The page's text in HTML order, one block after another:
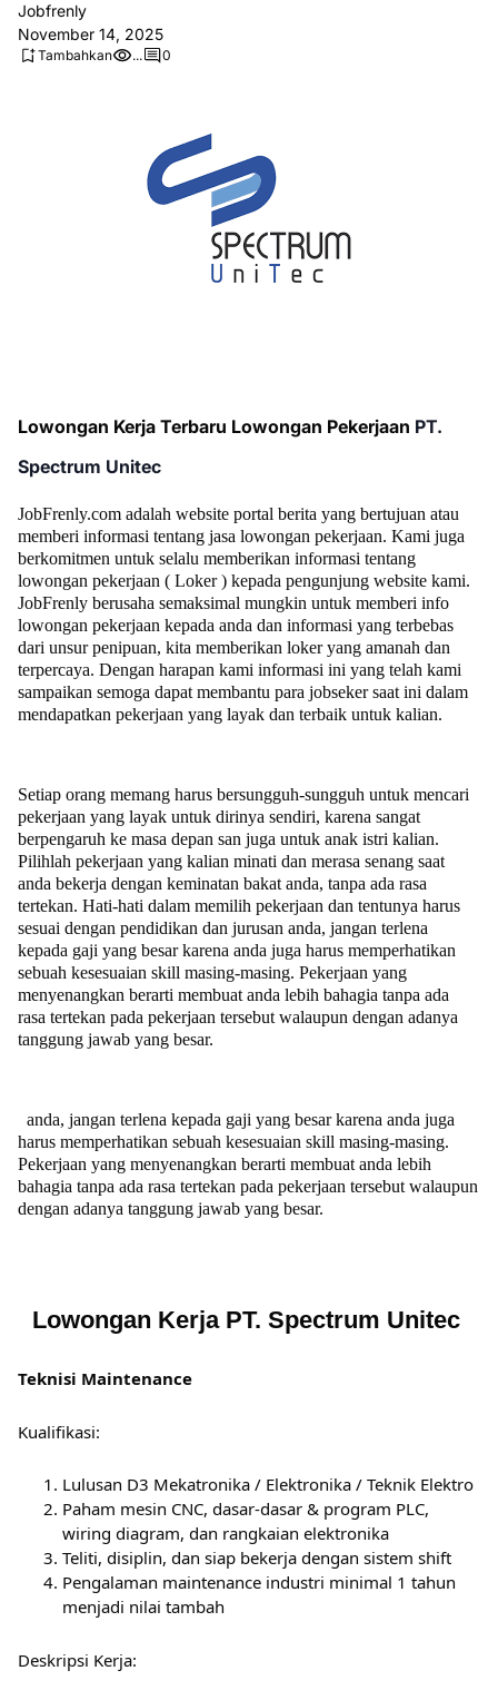
Jobfrenly
November 14, 2025
Tambahkan ... 0
Lowongan Kerja Terbaru Lowongan Pekerjaan PT.
Spectrum Unitec
JobFrenly.com adalah website portal berita yang bertujuan atau
memberi informasi tentang jasa lowongan pekerjaan. Kami juga
berkomitmen untuk selalu memberikan informasi tentang
lowongan pekerjaan ( Loker ) kepada pengunjung website kami.
JobFrenly berusaha semaksimal mungkin untuk memberi info
lowongan pekerjaan kepada anda dan informasi yang terbebas
dari unsur penipuan, kita memberikan loker yang amanah dan
terpercaya. Dengan harapan kami informasi ini yang telah kami
sampaikan semoga dapat membantu para jobseker saat ini dalam
mendapatkan pekerjaan yang layak dan terbaik untuk kalian.
Setiap orang memang harus bersungguh-sungguh untuk mencari
pekerjaan yang layak untuk dirinya sendiri, karena sangat
berpengaruh ke masa depan san juga untuk anak istri kalian.
Pilihlah pekerjaan yang kalian minati dan merasa senang saat
anda bekerja dengan keminatan bakat anda, tanpa ada rasa
tertekan. Hati-hati dalam memilih pekerjaan dan tentunya harus
sesuai dengan pendidikan dan jurusan anda, jangan terlena
kepada gaji yang besar karena anda juga harus memperhatikan
sebuah kesesuaian skill masing-masing. Pekerjaan yang
menyenangkan berarti membuat anda lebih bahagia tanpa ada
rasa tertekan pada pekerjaan tersebut walaupun dengan adanya
tanggung jawab yang besar.
anda, jangan terlena kepada gaji yang besar karena anda juga
harus memperhatikan sebuah kesesuaian skill masing-masing.
Pekerjaan yang menyenangkan berarti membuat anda lebih
bahagia tanpa ada rasa tertekan pada pekerjaan tersebut walaupun
dengan adanya tanggung jawab yang besar.
Lowongan Kerja PT. Spectrum Unitec
Teknisi Maintenance
Kualifikasi:
Lulusan D3 Mekatronika / Elektronika / Teknik Elektro
Paham mesin CNC, dasar-dasar & program PLC,
wiring diagram, dan rangkaian elektronika
Teliti, disiplin, dan siap bekerja dengan sistem shift
Pengalaman maintenance industri minimal 1 tahun
menjadi nilai tambah
Deskripsi Kerja: